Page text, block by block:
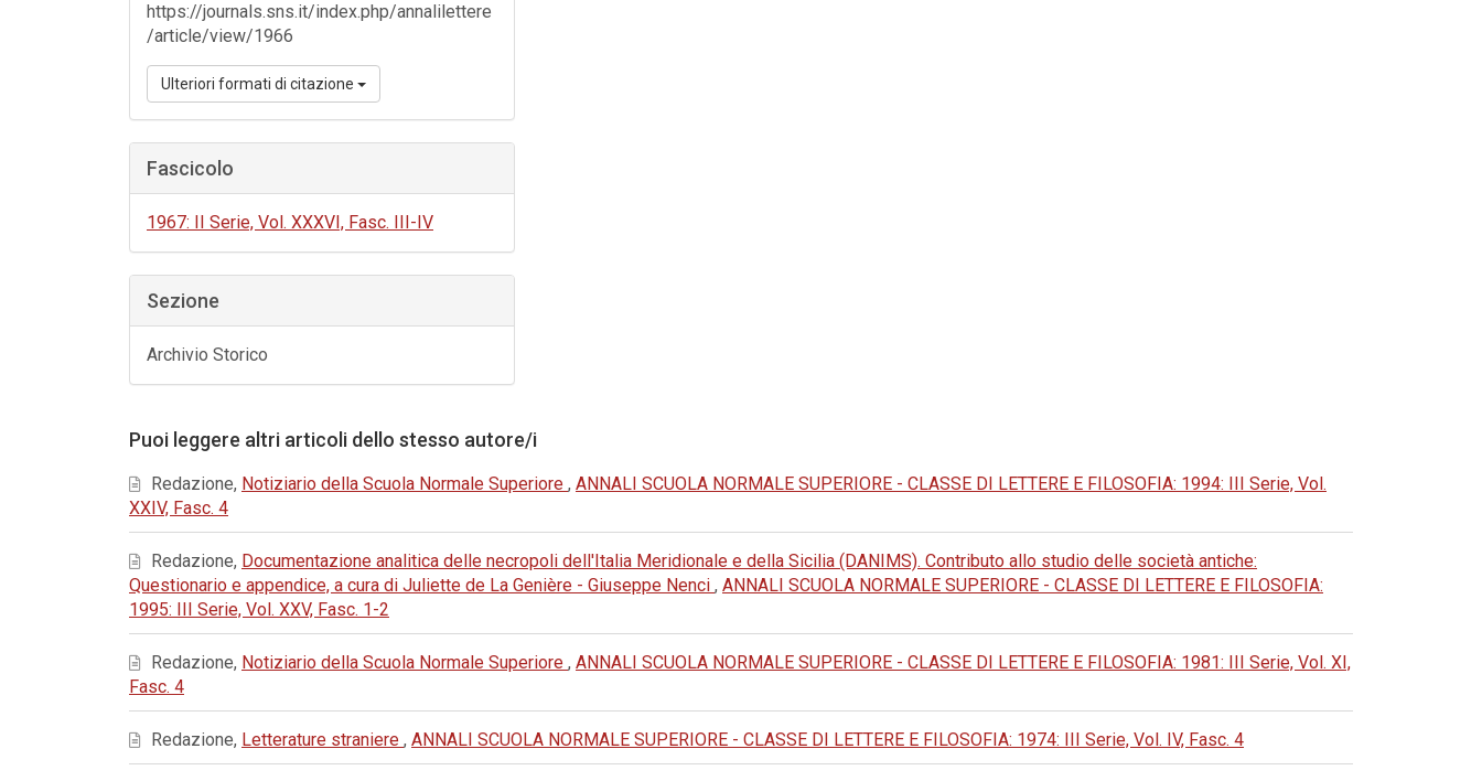
https://journals.sns.it/index.php/annalilettere
/article/view/1966
Ulteriori formati di citazione
Fascicolo
1967: II Serie, Vol. XXXVI, Fasc. III-IV
Sezione
Archivio Storico
Puoi leggere altri articoli dello stesso autore/i
Redazione, Notiziario della Scuola Normale Superiore , ANNALI SCUOLA NORMALE SUPERIORE - CLASSE DI LETTERE E FILOSOFIA: 1994: III Serie, Vol.
XXIV, Fasc. 4
Redazione, Documentazione analitica delle necropoli dell'Italia Meridionale e della Sicilia (DANIMS). Contributo allo studio delle società antiche:
Questionario e appendice, a cura di Juliette de La Genière - Giuseppe Nenci , ANNALI SCUOLA NORMALE SUPERIORE - CLASSE DI LETTERE E FILOSOFIA:
1995: III Serie, Vol. XXV, Fasc. 1-2
Redazione, Notiziario della Scuola Normale Superiore , ANNALI SCUOLA NORMALE SUPERIORE - CLASSE DI LETTERE E FILOSOFIA: 1981: III Serie, Vol. XI,
Fasc. 4
Redazione, Letterature straniere , ANNALI SCUOLA NORMALE SUPERIORE - CLASSE DI LETTERE E FILOSOFIA: 1974: III Serie, Vol. IV, Fasc. 4